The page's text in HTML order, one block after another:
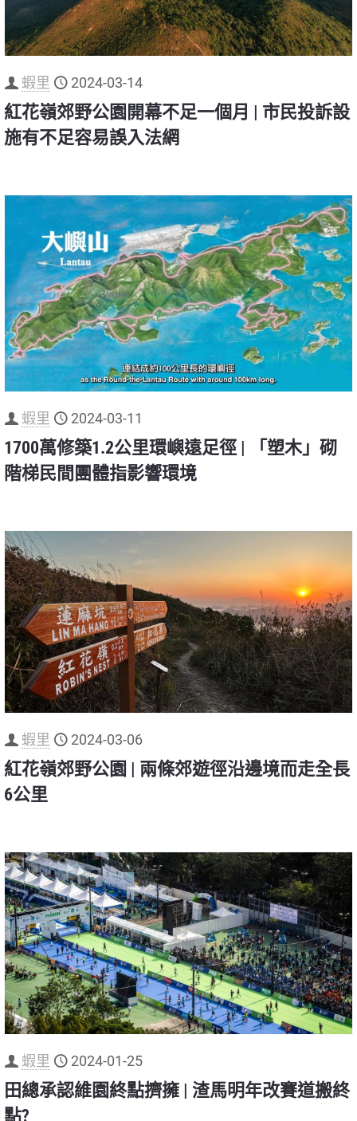
蝦里 2024-03-14
紅花嶺郊野公園開幕不足一個月 | 市民投訴設
施有不足容易誤入法網
蝦里 2024-03-11
1700萬修築1.2公里環嶼遠足徑 | 「塑木」砌
階梯民間團體指影響環境
蝦里 2024-03-06
紅花嶺郊野公園 | 兩條郊遊徑沿邊境而走全長
6公里
蝦里 2024-01-25
田總承認維園終點擠擁 | 渣馬明年改賽道搬終
點?